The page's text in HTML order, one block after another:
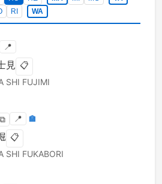
RI WA
📍
見 📋
SHI FUJIMI
⧉ 📍 🏣
📋
SHI FUKABORI